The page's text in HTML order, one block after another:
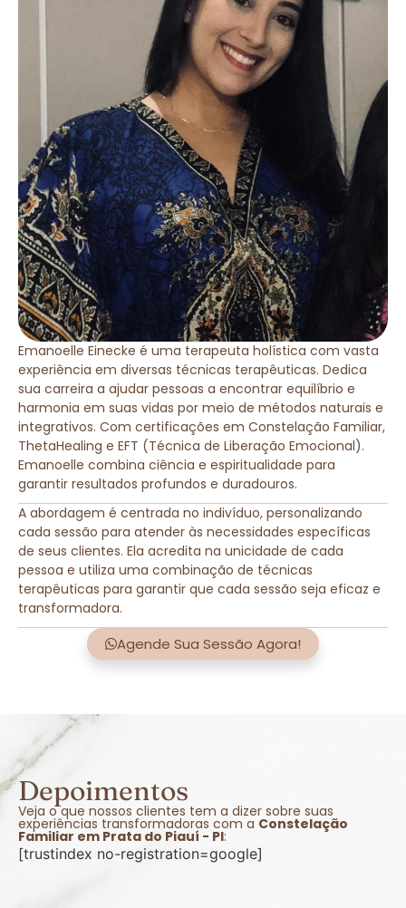
Emanoelle Einecke é uma terapeuta holística com vasta
experiência em diversas técnicas terapêuticas. Dedica
sua carreira a ajudar pessoas a encontrar equilíbrio e
harmonia em suas vidas por meio de métodos naturais e
integrativos. Com certificações em Constelação Familiar,
ThetaHealing e EFT (Técnica de Liberação Emocional).
Emanoelle combina ciência e espiritualidade para
garantir resultados profundos e duradouros.
A abordagem é centrada no indivíduo, personalizando
cada sessão para atender às necessidades específicas
de seus clientes. Ela acredita na unicidade de cada
pessoa e utiliza uma combinação de técnicas
terapêuticas para garantir que cada sessão seja eficaz e
transformadora.
Agende Sua Sessão Agora!
Depoimentos
Veja o que nossos clientes tem a dizer sobre suas
experiências transformadoras com a Constelação
Familiar em Prata do Piauí - PI:
[trustindex no-registration=google]